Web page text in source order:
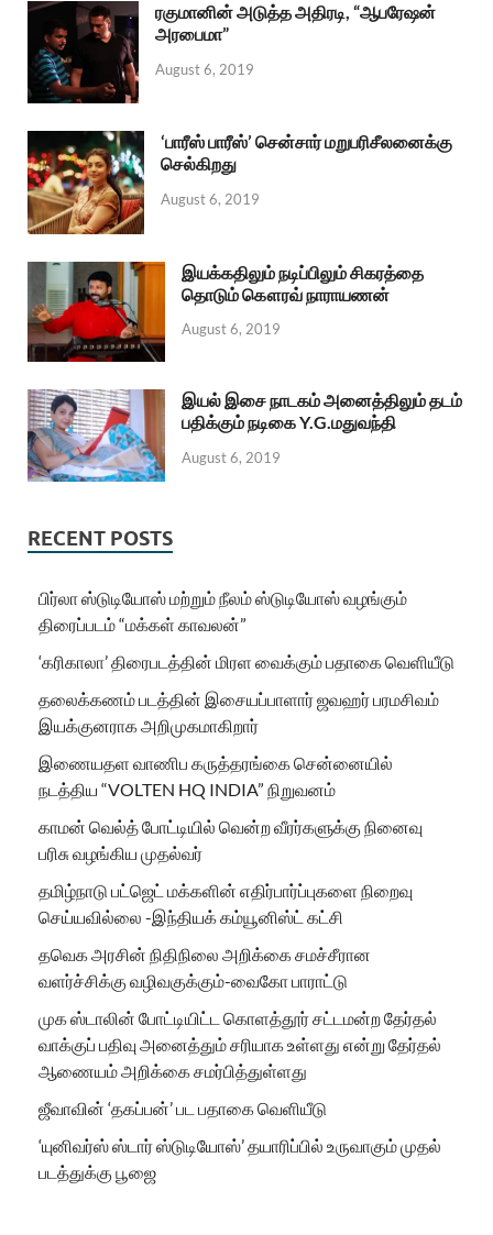
ரகுமானின் அடுத்த அதிரடி, “ஆபரேஷன்
அரபைமா”
August 6, 2019
‘பாரீஸ் பாரீஸ்’ சென்சார் மறுபரிசீலனைக்கு
செல்கிறது
August 6, 2019
இயக்கதிலும் நடிப்பிலும் சிகரத்தை
தொடும் கௌரவ் நாராயணன்
August 6, 2019
இயல் இசை நாடகம் அனைத்திலும் தடம்
பதிக்கும் நடிகை Y.G.மதுவந்தி
August 6, 2019
RECENT POSTS
பிர்லா ஸ்டுடியோஸ் மற்றும் நீலம் ஸ்டுடியோஸ் வழங்கும்
திரைப்படம் “மக்கள் காவலன்”
‘கரிகாலா’ திரைபடத்தின் மிரள வைக்கும் பதாகை வெளியீடு
தலைக்கணம் படத்தின் இசையப்பாளார் ஜவஹர் பரமசிவம்
இயக்குனராக அறிமுகமாகிறார்
இணையதள வாணிப கருத்தரங்கை சென்னையில்
நடத்திய “VOLTEN HQ INDIA” நிறுவனம்
காமன் வெல்த் போட்டியில் வென்ற வீரர்களுக்கு நினைவு
பரிசு வழங்கிய முதல்வர்
தமிழ்நாடு பட்ஜெட் மக்களின் எதிர்பார்ப்புகளை நிறைவு
செய்யவில்லை -இந்தியக் கம்யூனிஸ்ட் கட்சி
தவெக அரசின் நிதிநிலை அறிக்கை சமச்சீரான
வளர்ச்சிக்கு வழிவகுக்கும்-வைகோ பாராட்டு
முக ஸ்டாலின் போட்டியிட்ட கொளத்தூர் சட்டமன்ற தேர்தல்
வாக்குப் பதிவு அனைத்தும் சரியாக உள்ளது என்று தேர்தல்
ஆணையம் அறிக்கை சமர்பித்துள்ளது
ஜீவாவின் ‘தகப்பன்’ பட பதாகை வெளியீடு
‘யுனிவர்ஸ் ஸ்டார் ஸ்டுடியோஸ்’ தயாரிப்பில் உருவாகும் முதல்
படத்துக்கு பூஜை